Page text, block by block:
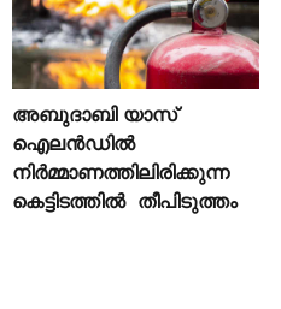
അബുദാബി യാസ്
ഐലൻഡിൽ
നിർമ്മാണത്തിലിരിക്കുന്ന
കെട്ടിടത്തിൽ തീപിടുത്തം